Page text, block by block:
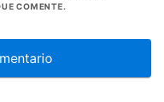
COMENTE.